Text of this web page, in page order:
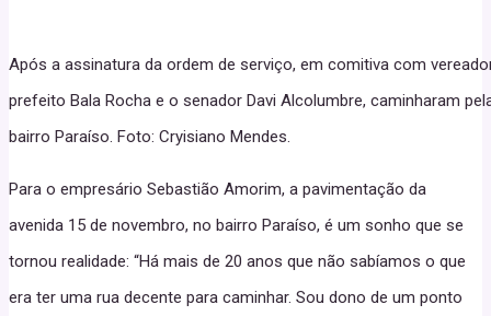
Após a assinatura da ordem de serviço, em comitiva com
prefeito Bala Rocha e o senador Davi Alcolumbre, caminharam
bairro Paraíso. Foto: Cryisiano Mendes.
Para o empresário Sebastião Amorim, a pavimentação da
avenida 15 de novembro, no bairro Paraíso, é um sonho que se
tornou realidade: “Há mais de 20 anos que não sabíamos o que
era ter uma rua decente para caminhar. Sou dono de um ponto